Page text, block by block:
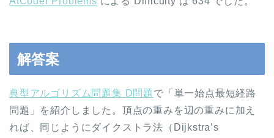
解答案
典型アルゴリズム問題集 D問題 で「単一始点最短経路
問題」を紹介しました。頂点の重みを辺の重みに加え
れば、同じようにダイクストラ法（Dijkstra’s